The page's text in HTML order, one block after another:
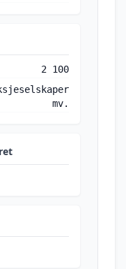
2 100
mv.